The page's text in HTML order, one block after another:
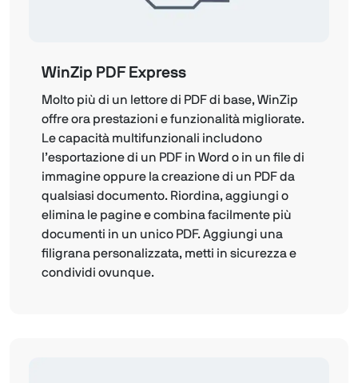
WinZip PDF Express
Molto più di un lettore di PDF di base, WinZip
offre ora prestazioni e funzionalità migliorate.
Le capacità multifunzionali includono
l’esportazione di un PDF in Word o in un file di
immagine oppure la creazione di un PDF da
qualsiasi documento. Riordina, aggiungi o
elimina le pagine e combina facilmente più
documenti in un unico PDF. Aggiungi una
filigrana personalizzata, metti in sicurezza e
condividi ovunque.